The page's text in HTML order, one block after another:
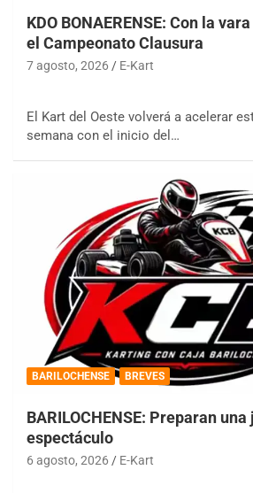
KDO BONAERENSE: Con la
el Campeonato Clausura
7 agosto, 2026 E-Kart
El Kart del Oeste volverá a acelerar
semana con el inicio del…
BARILOCHENSE BREVES
BARILOCHENSE: Preparan
espectáculo
6 agosto, 2026 E-Kart